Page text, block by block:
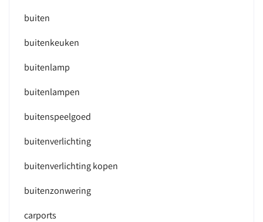
buiten
buitenkeuken
buitenlamp
buitenlampen
buitenspeelgoed
buitenverlichting
buitenverlichting kopen
buitenzonwering
carports